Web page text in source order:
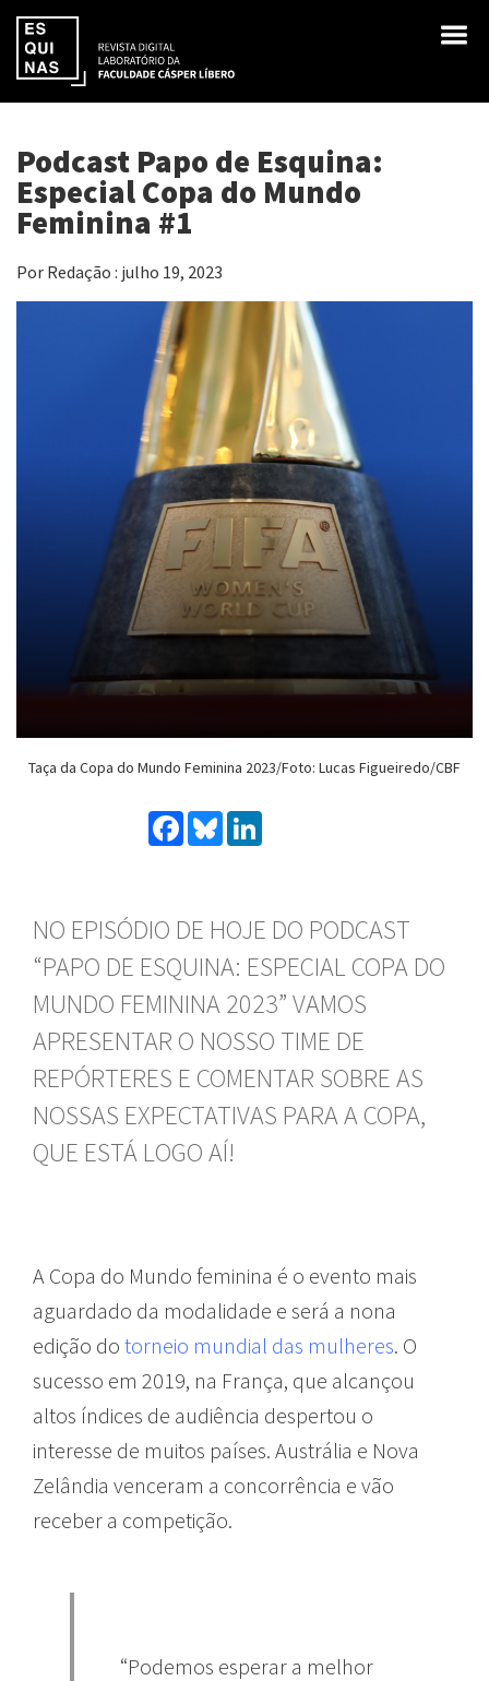
Podcast Papo de Esquina:
Especial Copa do Mundo
Feminina #1
Por Redação : julho 19, 2023
Taça da Copa do Mundo Feminina 2023/Foto: Lucas Figueiredo/CBF
Facebook
Bluesky
NO EPISÓDIO DE HOJE DO PODCAST
“PAPO DE ESQUINA: ESPECIAL COPA DO
MUNDO FEMININA 2023” VAMOS
APRESENTAR O NOSSO TIME DE
REPÓRTERES E COMENTAR SOBRE AS
NOSSAS EXPECTATIVAS PARA A COPA,
QUE ESTÁ LOGO AÍ!
A Copa do Mundo feminina é o evento mais
aguardado da modalidade e será a nona
edição do torneio mundial das mulheres. O
sucesso em 2019, na França, que alcançou
altos índices de audiência despertou o
interesse de muitos países. Austrália e Nova
Zelândia venceram a concorrência e vão
receber a competição.
“Podemos esperar a melhor